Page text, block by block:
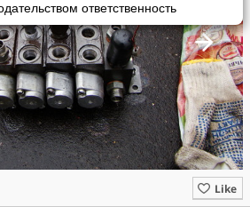
ответственность
Like